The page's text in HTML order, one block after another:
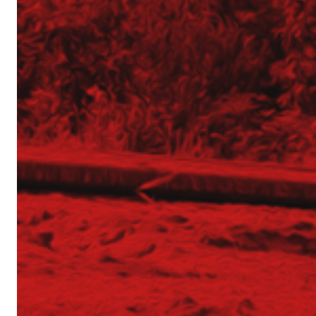
Dichtungswände und Bodeninjektion
Dienstleistungen
Baugrubenverbau
Bodenverankerungen
Palisaden
Spundwände
Stützmauern
Trägerbohlwände
Baugrundverbesserung und
Bohrpfähle CFA
Bohrpfähle VDW
DSM-Säulen